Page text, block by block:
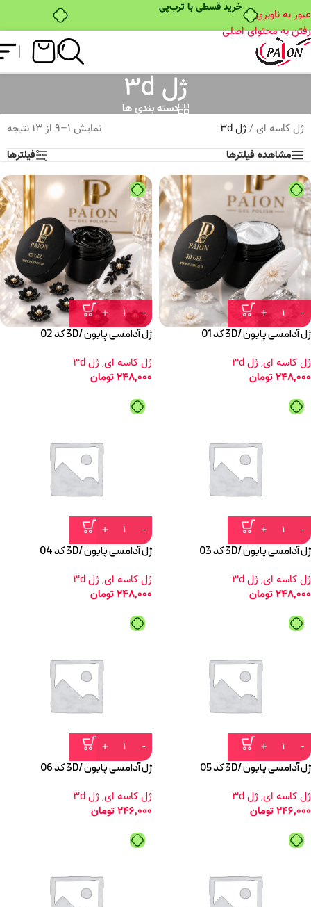
خرید قسطی با ترب‌پی
عبور به ناوبری
رفتن به محتوای اصلی
ژل 3d
دسته بندی ها
ژل کاسه ای/ژل 3d
نمایش 1–9 از 13 نتیجه
مشاهده فیلترها
فیلترها
ژل آدامسی پایون /3D کد 01
ژل کاسه ای,ژل 3d
248,000تومان
ژل آدامسی پایون /3D کد 02
ژل کاسه ای,ژل 3d
248,000تومان
ژل آدامسی پایون /3D کد 03
ژل کاسه ای,ژل 3d
248,000تومان
ژل آدامسی پایون /3D کد 04
ژل کاسه ای,ژل 3d
248,000تومان
ژل آدامسی پایون /3D کد 05
ژل کاسه ای,ژل 3d
246,000تومان
ژل آدامسی پایون /3D کد 06
ژل کاسه ای,ژل 3d
246,000تومان